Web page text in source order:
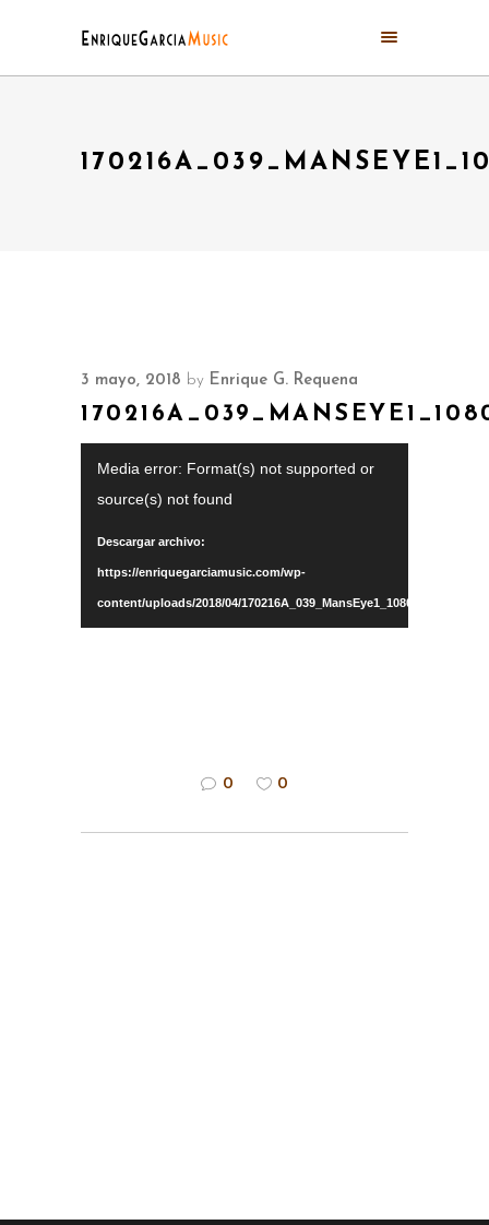
3 mayo, 2018 by Enrique G. Requena
Media error: Format(s) not supported or
source(s) not found
Descargar archivo:
https://enriquegarciamusic.com/wp-
content/uploads/2018/04/170216A_039_MansEye1_1080p_x264.mp4?
0 0